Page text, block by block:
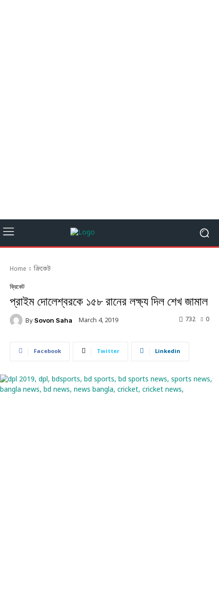
Home ক্রিকেট
ক্রিকেট
প্রাইম দোলেশ্বরকে ১৫৮ রানের লক্ষ্য দিল শেখ জামাল
By Sovon Saha March 4, 2019 0
732
Facebook Twitter Linkedin